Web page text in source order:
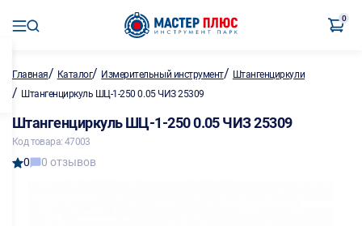
0
Главная/ Каталог/ Измерительный инструмент/ Штангенциркули
/ Штангенциркуль ШЦ-1-250 0.05 ЧИЗ 25309
Штангенциркуль ШЦ-1-250 0.05 ЧИЗ 25309
Код товара: 47003
0 0 отзывов